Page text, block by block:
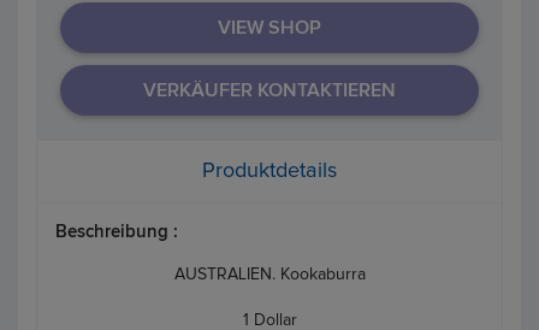
VIEW SHOP
VERKÄUFER KONTAKTIEREN
Produktdetails
Beschreibung :
AUSTRALIEN. Kookaburra
1 Dollar